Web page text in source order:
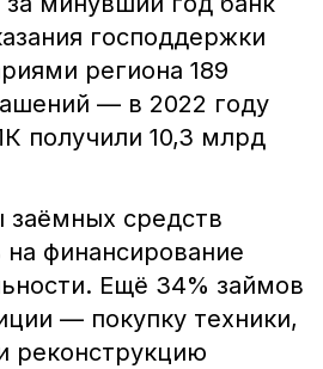
господдержки
региона 189
— в 2022 году
получили 10,3 млрд
заёмных средств
на финансирование
Ещё 34% займов
— покупку техники,
реконструкцию